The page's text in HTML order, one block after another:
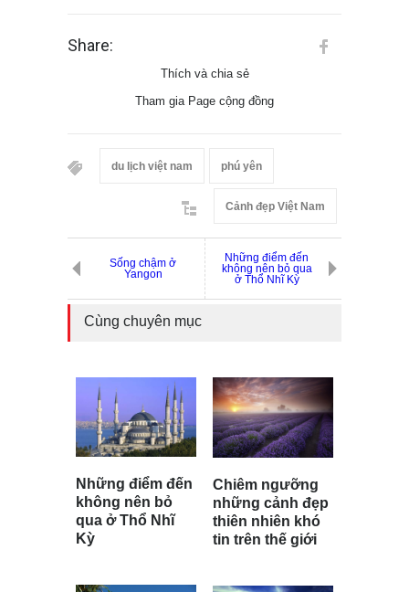
Share:
Thích và chia sẻ
Tham gia Page cộng đồng
du lịch việt nam phú yên
Cảnh đẹp Việt Nam
Sống chậm ở
Yangon
Những điểm đến
không nên bỏ qua
ở Thổ Nhĩ Kỳ
Cùng chuyên mục
Những điểm đến
không nên bỏ
qua ở Thổ Nhĩ
Kỳ
Chiêm ngưỡng
những cảnh đẹp
thiên nhiên khó
tin trên thế giới